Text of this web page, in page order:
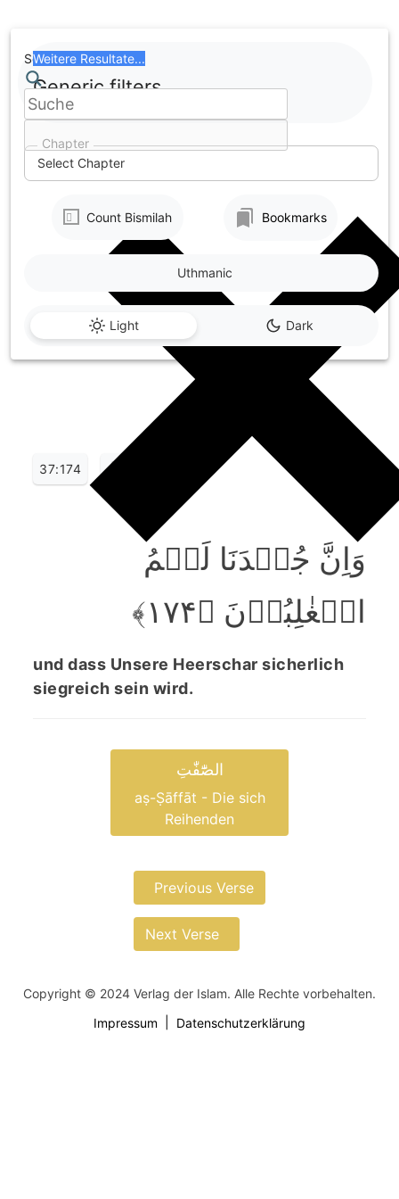
to
content
Chapter
Select Chapter
Search
Weitere Resultate...
Generic filters
Count Bismilah Bookmarks
Light Dark
Uthmanic
37:174
وَاِنَّ جُنۡدَنَا لَہُمُ
الۡغٰلِبُوۡنَ ﴿۱۷۴﴾
und dass Unsere Heerschar sicherlich
siegreich sein wird.
الصّٰٓفّٰتِ
aṣ-Ṣāffāt - Die sich
Reihenden
Previous Verse
Next Verse
Copyright © 2024 Verlag der Islam. Alle Rechte vorbehalten.
Impressum
Datenschutzerklärung